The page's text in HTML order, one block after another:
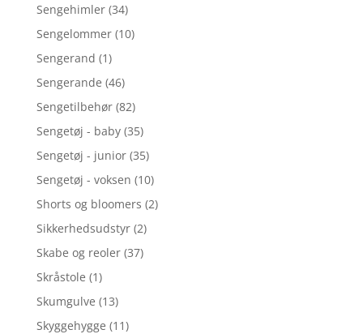
Sengehimler (34)
Sengelommer (10)
Sengerand (1)
Sengerande (46)
Sengetilbehør (82)
Sengetøj - baby (35)
Sengetøj - junior (35)
Sengetøj - voksen (10)
Shorts og bloomers (2)
Sikkerhedsudstyr (2)
Skabe og reoler (37)
Skråstole (1)
Skumgulve (13)
Skyggehygge (11)